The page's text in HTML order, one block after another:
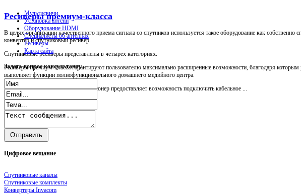
Ресиверы премиум-класса
В целях организации качественного приема сигнала со спутников используется такое оборудование как собственно
конвертер и спутниковый ресивер.
Спутниковые ресиверы представлены в четырех категориях.
Ресиверы премиум-класса гарантируют пользователю максимально расширенные возможности, благодаря которым
выполняет функции полнофункционального домашнего медийного центра.
Прежде всего, следует сказать, что тюнер предоставляет возможность подключить кабельное ...
Мультисвичи
Установка антенн
Оборудование HDMI
Специалисты об антеннах
Ресиверы
Карта сайта
Задатьвопрос консультанту
Цифровое вещание
Спутниковые каналы
Спутниковые комплекты
Конвертеры Invacom